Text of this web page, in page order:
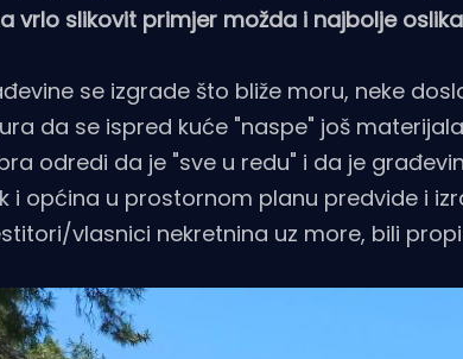
vrlo slikovit primjer možda i najbolje
se izgrade što bliže moru, neke
da se ispred kuće "naspe" još
odredi da je "sve u redu" i da je
i općina u prostornom planu predvide i
vlasnici nekretnina uz more, bili